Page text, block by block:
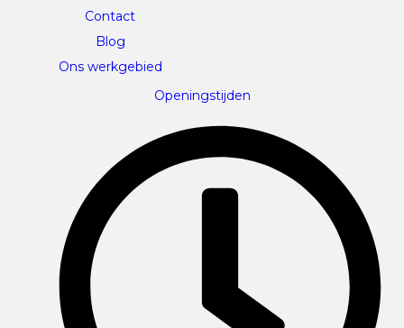
Contact
Blog
Ons werkgebied
Openingstijden